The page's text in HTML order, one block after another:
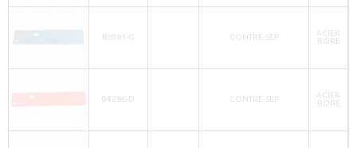
83981-G CONTRE-SEP
ACIER
BORE
94286-D CONTRE-SEP
ACIER
BORE